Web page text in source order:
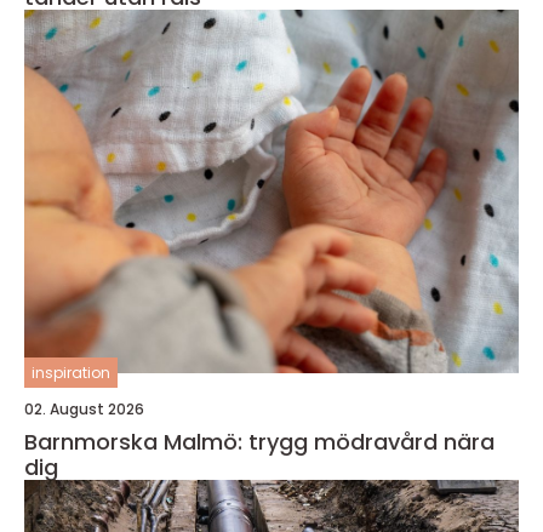
inspiration
02. August 2026
Barnmorska Malmö: trygg mödravård nära
dig